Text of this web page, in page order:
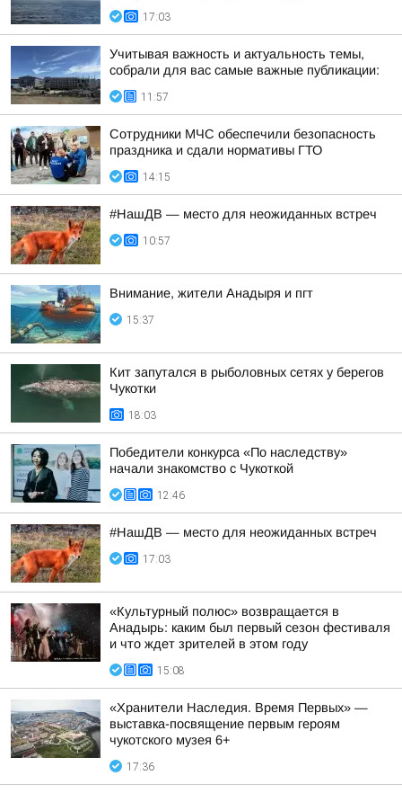
17:03
Учитывая важность и актуальность темы,
собрали для вас самые важные публикации:
11:57
Сотрудники МЧС обеспечили безопасность
праздника и сдали нормативы ГТО
14:15
#НашДВ — место для неожиданных встреч
10:57
Внимание, жители Анадыря и пгт
15:37
Кит запутался в рыболовных сетях у берегов
Чукотки
18:03
Победители конкурса «По наследству»
начали знакомство с Чукоткой
12:46
#НашДВ — место для неожиданных встреч
17:03
«Культурный полюс» возвращается в
Анадырь: каким был первый сезон фестиваля
и что ждет зрителей в этом году
15:08
«Хранители Наследия. Время Первых» —
выставка-посвящение первым героям
чукотского музея 6+
17:36